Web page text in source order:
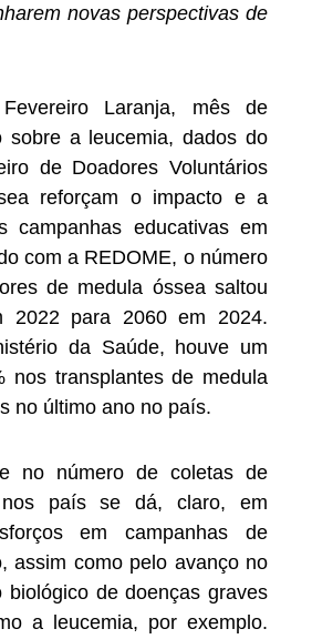
novas perspectivas de
Laranja, mês de
sobre a leucemia, dados do
de Doadores Voluntários
reforçam o impacto e a
campanhas educativas em
com a REDOME, o número
de medula óssea saltou
2022 para 2060 em 2024.
da Saúde, houve um
nos transplantes de medula
no último ano no país.
no número de coletas de
nos país se dá, claro, em
em campanhas de
assim como pelo avanço no
biológico de doenças graves
a leucemia, por exemplo.